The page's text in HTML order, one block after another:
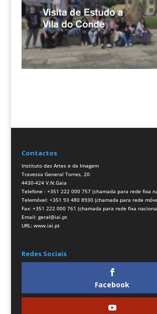
Contactos
Instituto das Artes e da Imagem
Travessa General Torres, 20
4430-424 V.N.Gaia
Telefone : +351 222 000 757 (chamada para rede fixa
Telemóvel: +351 93 480 8930 (chamada para rede
Fax: +351 222 000 761 (chamada para rede fixa
Email: geral@iai.pt
URL: www.iai.pt
Redes Sociais
Facebook